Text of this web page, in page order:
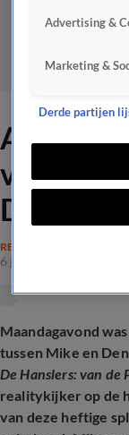
Antine
van de
Denise
REALITY
6 jan 2026, 10:30
Maandagavond
tussen Mike en
De Hanslers: van de
realitykijker op de
van deze heftige
Advertising &
Marketing &
Derde partijen